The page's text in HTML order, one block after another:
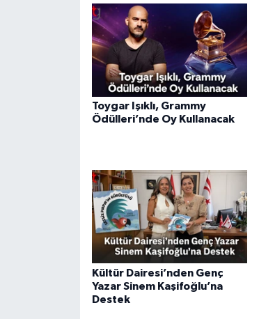
Toygar Işıklı, Grammy
Ödülleri’nde Oy Kullanacak
Kültür Dairesi’nden Genç
Yazar Sinem Kaşifoğlu’na
Destek